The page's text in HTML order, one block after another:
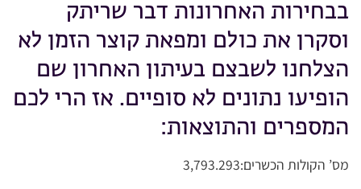
בבחירות האחרונות דבר שריתק
וסקרן את כולם ומפאת קוצר הזמן לא
הצלחנו לשבצם בעיתון האחרון שם
הופיעו נתונים לא סופיים. אז הרי לכם
המספרים והתוצאות:
מס’ הקולות הכשרים:3,793.293